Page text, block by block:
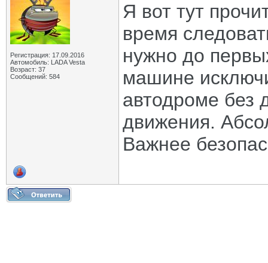
Регистрация: 17.09.2016
Автомобиль: LADA Vesta
Возраст: 37
Сообщений: 584
Я вот тут
время
нужно до
машине
автодроме без
движения.
Важнее